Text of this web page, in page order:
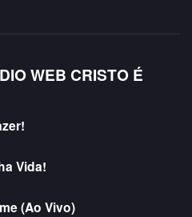
WEB CRISTO É
Vida!
(Ao Vivo)